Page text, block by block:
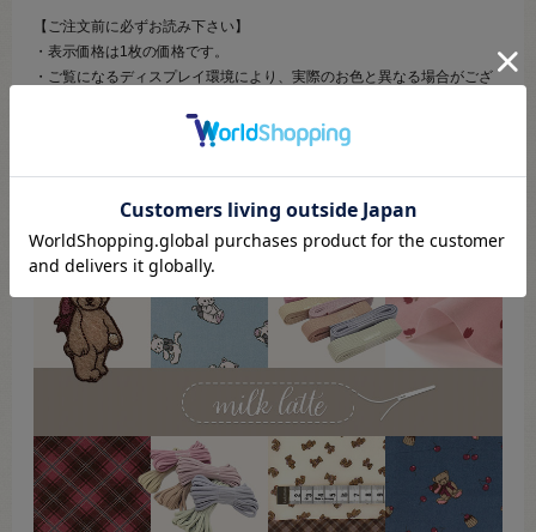
【ご注文前に必ずお読み下さい】
・表示価格は1枚の価格です。
・ご覧になるディスプレイ環境により、実際のお色と異なる場合がござ
・予告なくパッケージが変更になる場合がございます。
・当社の他オンラインショップと在庫を共有しており、注文が確定して
も完売･欠品の場合があります。予めご了承下さい。